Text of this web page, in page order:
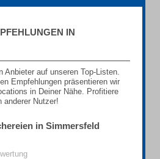
IN
Anbieter auf unseren Top-Listen.
Empfehlungen präsentieren wir
in Deiner Nähe. Profitiere
anderer Nutzer!
in Simmersfeld